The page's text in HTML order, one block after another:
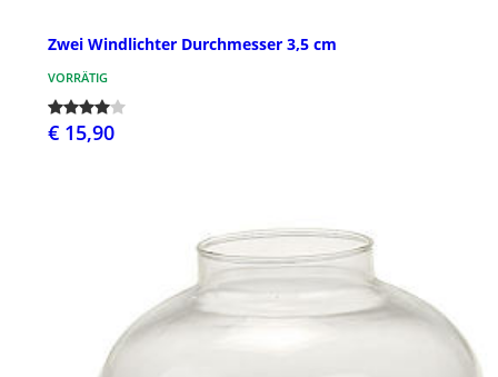
Zwei Windlichter Durchmesser 3,5 cm
VORRÄTIG
€ 15,90